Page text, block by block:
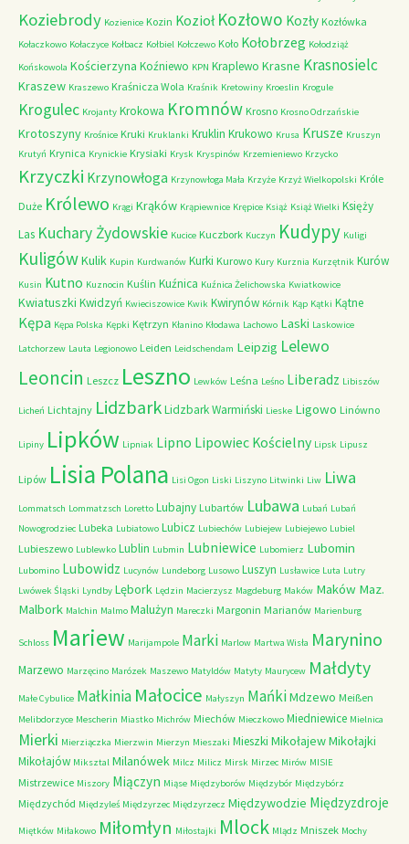
Koziebrody Kozienice Kozin Kozioł Kozłowo Kozły Kozłówka
Kołaczkowo Kołaczyce Kołbacz Kołbiel Kołczewo Koło Kołobrzeg Kołodziąż
Końskowola Kościerzyna Koźniewo KPN Kraplewo Krasne Krasnosielc
Kraszew Kraszewo Kraśnicza Wola Kraśnik Kretowiny Kroeslin Krogule
Krogulec Krojanty Krokowa Kromnów Krosno Krosno Odrzańskie
Krotoszyny Krośnice Kruki Kruklanki Kruklin Krukowo Krusa Krusze Kruszyn
Krutyń Krynica Krynickie Krysiaki Krysk Kryspinów Krzemieniewo Krzycko
Krzyczki Krzynowłoga Krzynowłoga Mała Krzyże Krzyż Wielkopolski Króle
Duże Królewo Krągi Krąków Krąpiewnice Krępice Książ Książ Wielki Księży
Las Kuchary Żydowskie Kucice Kuczbork Kuczyn Kudypy Kuligi
KuligówKulik Kupin Kurdwanów Kurki Kurowo Kury Kurznia Kurzętnik Kurów
Kusin Kutno Kuznocin Kuślin Kuźnica Kuźnica Żelichowska Kwiatkowice
Kwiatuszki Kwidzyń Kwieciszowice Kwik Kwirynów Kórnik Kąp Kątki Kątne
Kępa Kępa Polska Kępki Kętrzyn Kłanino Kłodawa Lachowo Laski Laskowice
Latchorzew Lauta Legionowo Leiden Leidschendam Leipzig Lelewo
Leoncin Leszcz Leszno Lewków Leśna Leśno Liberadz Libiszów
Licheń Lichtajny LidzbarkLidzbark Warmiński Lieske Ligowo Linówno
Lipiny Lipków Lipniak Lipno Lipowiec Kościelny Lipsk Lipusz
Lipów Lisia Polana Lisi Ogon Liski Liszyno Litwinki Liw Liwa
Lommatsch Lommatzsch Loretto Lubajny Lubartów Lubawa Lubań Lubań
Nowogrodziec Lubeka Lubiatowo Lubicz Lubiechów Lubiejew Lubiejewo Lubiel
Lubieszewo Lublewko Lublin Lubmin Lubniewice Lubomierz Lubomin
Lubomino Lubowidz Lucynów Lundeborg Lusowo Luszyn Lusławice Luta Lutry
Lwówek Śląski Lyndby Lębork Lędzin Macierzysz Magdeburg Maków Maków Maz.
Malbork Malchin Malmo Malużyn Mareczki Margonin Marianów Marienburg
Schloss Mariew Marijampole Marki Marlow Martwa Wisła Marynino
Marzewo Marzęcino Marózek Maszewo Matyldów Matyty Maurycew Małdyty
Małe Cybulice Małkinia Małocice Małyszyn MańkiMdzewo Meißen
Melibdorzyce Mescherin Miastko Michrów Miechów Mieczkowo Miedniewice Mielnica
Mierki Mierziączka Mierzwin Mierzyn Mieszaki Mieszki MikołajewMikołajki
Mikołajów Miksztal Milanówek Milcz Milicz Mirsk Mirzec Mirów MISIE
Mistrzewice Miszory Miączyn Miąse Międzyborów Międzybór Międzybórz
Międzychód Międzyleś Międzyrzec Międzyrzecz Międzywodzie Międzyzdroje
Miętków Miłakowo Miłomłyn Miłostajki Mlock Mlądz Mniszek Mochy